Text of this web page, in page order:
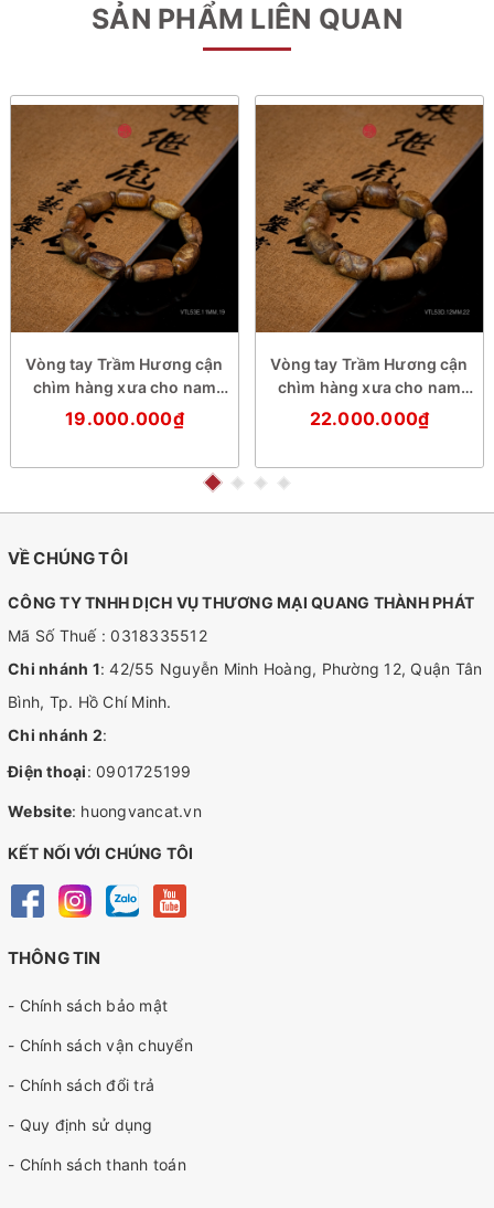
SẢN PHẨM LIÊN QUAN
Vòng tay Trầm Hương cận
chìm hàng xưa cho nam
(size cơ bản)
19.000.000₫
Vòng tay Trầm Hương cận
chìm hàng xưa cho nam
(size trung)
22.000.000₫
VỀ CHÚNG TÔI
CÔNG TY TNHH DỊCH VỤ THƯƠNG MẠI QUANG THÀNH PHÁT
Mã Số Thuế : 0318335512
Chi nhánh 1: 42/55 Nguyễn Minh Hoàng, Phường 12, Quận Tân
Bình, Tp. Hồ Chí Minh.
Chi nhánh 2:
Điện thoại: 0901725199
Website: huongvancat.vn
KẾT NỐI VỚI CHÚNG TÔI
THÔNG TIN
- Chính sách bảo mật
- Chính sách vận chuyển
- Chính sách đổi trả
- Quy định sử dụng
- Chính sách thanh toán